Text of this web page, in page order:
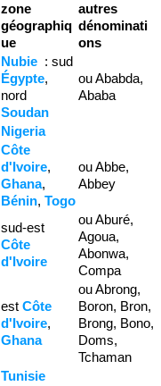
zone
géographiq
ue
autres
dénominati
ons
Nubie : sud
Égypte,
nord
Soudan
ou Ababda,
Ababa
Nigeria
Côte
d'Ivoire,
Ghana,
Bénin, Togo
ou Abbe,
Abbey
sud-est
Côte
d'Ivoire
ou Aburé,
Agoua,
Abonwa,
Compa
est Côte
d'Ivoire,
Ghana
ou Abrong,
Boron, Bron,
Brong, Bono,
Doms,
Tchaman
Tunisie